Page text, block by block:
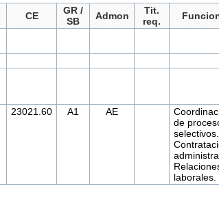
CE
GR /
SB
Admon
Tit.
req.
23021.60 A1 AE
de
selectivos.
laborales.